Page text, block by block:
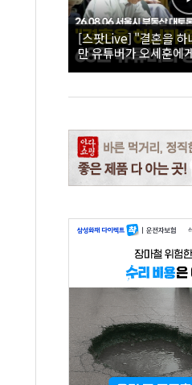
[스팟Live] "결혼을 하
만 유튜버가 오세훈에
26.08.06 서울시 부동